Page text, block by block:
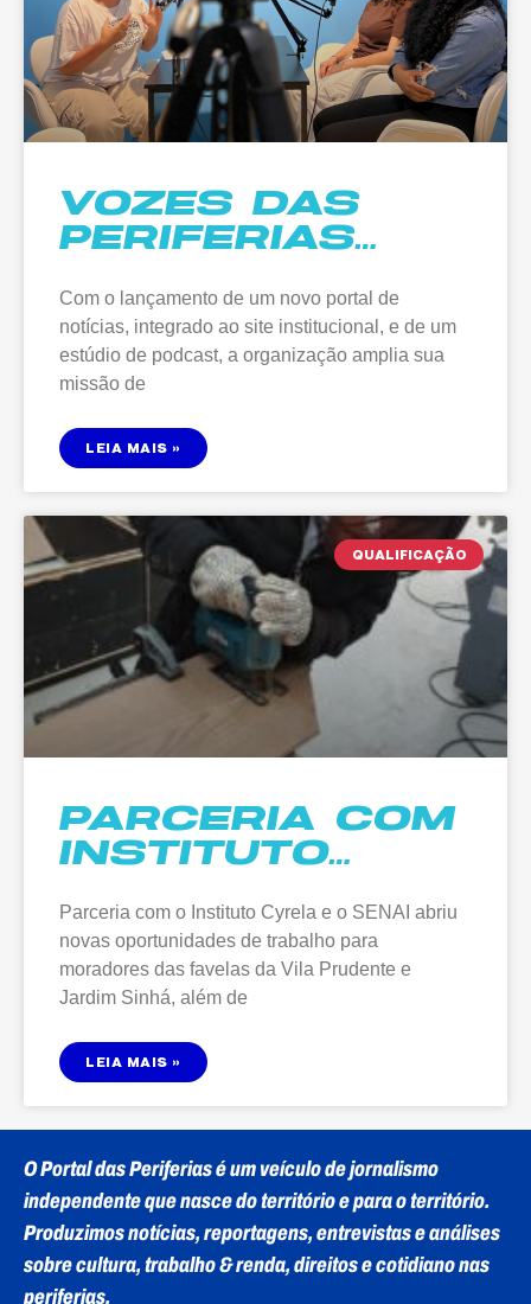
VOZES DAS
PERIFERIAS
ATUAÇÃO E
LANÇA PORTAL
DE NOTÍCIAS E
FORTALECER A
DAS
PERIFERIAS
Com o lançamento de um novo portal de
notícias, integrado ao site institucional, e de um
estúdio de podcast, a organização amplia sua
missão de
LEIA MAIS »
QUALIFICAÇÃO
PARCERIA COM
INSTITUTO
MAIS 5
PESSOAS NO
MERCADO DE
Parceria com o Instituto Cyrela e o SENAI abriu
novas oportunidades de trabalho para
moradores das favelas da Vila Prudente e
Jardim Sinhá, além de
LEIA MAIS »
OPortal das Periferiasé um veículo de jornalismo
independente que nasce do território e para o território.
Produzimos notícias, reportagens, entrevistas e análises
sobre cultura, trabalho & renda, direitos e cotidiano nas
periferias.